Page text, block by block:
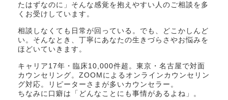
たはずなのに」そんな感覚を抱えやすい人のご相談を多
くお受けしています。
相談しなくても日常が回っている。でも、どこかしんど
い。そんなとき、丁寧にあなたの生きづらさやお悩みを
ほどいていきます。
キャリア17年・臨床10,000件超。東京・名古屋で対面
カウンセリング。ZOOMによるオンラインカウンセリン
グ対応。リピーターさまが多いカウンセラー。
ちなみに口癖は「どんなことにも事情があるよね」。